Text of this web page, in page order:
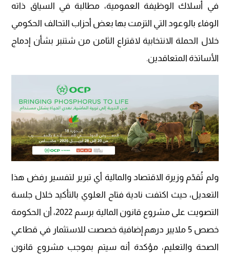
في أسلاك الوظيفة العمومية، مطالبة في السياق ذاته
الوفاء بالوعود التي التزمت بها بعض أحزاب التحالف الحكومي
خلال الحملة الانتخابية لاقتراع الثامن من شتنبر بشأن إدماج
الأساتذة المتعاقدين.
ولم تُقدّم وزيرة الاقتصاد والمالية أي تبرير لتفسير رفض هذا
التعديل، حيث اكتفت نادية فتاح العلوي بالتأكيد خلال جلسة
التصويت على مشروع قانون المالية برسم 2022، أن الحكومة
خصص 5 ملايير درهم إضافية خصصت للاستثمار في قطاعي
الصحة والتعليم، مؤكدة أنه سيتم بموجب مشروع قانون